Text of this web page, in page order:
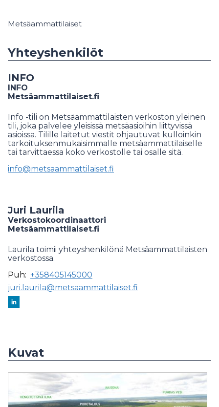
Metsäammattilaiset
Yhteyshenkilöt
INFO
INFO
Metsäammattilaiset.fi
Info -tili on Metsäammattilaisten verkoston yleinen
tili, joka palvelee yleisissä metsäasioihin liittyvissä
asioissa. Tilille laitetut viestit ohjautuvat kulloinkin
tarkoituksenmukaisimmalle metsäammattilaiselle
tai tarvittaessa koko verkostolle tai osalle sitä.
info@metsaammattilaiset.fi
Juri Laurila
Verkostokoordinaattori
Metsäammattilaiset.fi
Laurila toimii yhteyshenkilönä Metsäammattilaisten
verkostossa.
Puh: +358405145000
juri.laurila@metsaammattilaiset.fi
Kuvat